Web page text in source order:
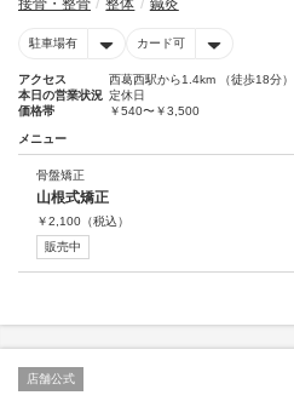
接骨・整骨 整体 鍼灸
駐車場有 カード可
アクセス
西葛西駅から1.4km （徒歩18分）
本日の営業状況 定休日
価格帯
￥540〜￥3,500
メニュー
骨盤矯正
山根式矯正
￥2,100 （税込）
販売中
店舗公式